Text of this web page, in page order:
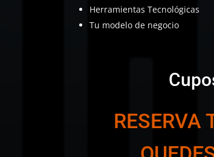
Herramientas Tecnológicas
Tu modelo de negocio
RESERVA